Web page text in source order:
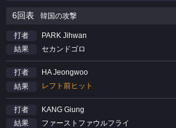
6回表 韓国の攻撃
打者
PARK Jihwan
結果
セカンドゴロ
打者
HA Jeongwoo
結果
レフト前ヒット
打者
KANG Giung
結果
ファーストファウルフライ